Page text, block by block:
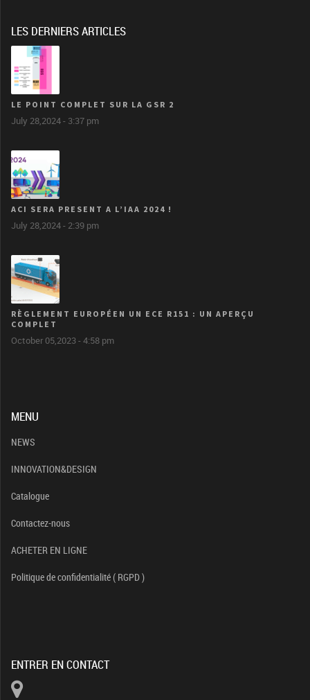
LES DERNIERS ARTICLES
LE POINT COMPLET SUR LA GSR 2
July 28,2024 - 3:37 pm
ACI SERA PRESENT A L’IAA 2024 !
July 28,2024 - 2:39 pm
RÈGLEMENT EUROPÉEN UN ECE R151 : UN APERÇU
COMPLET
October 05,2023 - 4:58 pm
MENU
NEWS
INNOVATION&DESIGN
Catalogue
Contactez-nous
ACHETER EN LIGNE
Politique de confidentialité ( RGPD )
ENTRER EN CONTACT